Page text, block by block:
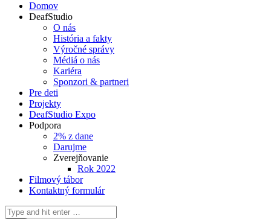
Domov
DeafStudio
O nás
História a fakty
Výročné správy
Médiá o nás
Kariéra
Sponzori & partneri
Pre deti
Projekty
DeafStudio Expo
Podpora
2% z dane
Darujme
Zverejňovanie
Rok 2022
Filmový tábor
Kontaktný formulár
Search: